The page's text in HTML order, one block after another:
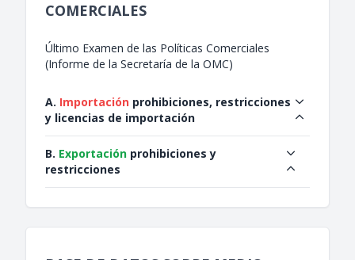
COMERCIALES
Último Examen de las Políticas Comerciales
(Informe de la Secretaría de la OMC)
A. Importación prohibiciones, restricciones
y licencias de importación
B. Exportación prohibiciones y
restricciones